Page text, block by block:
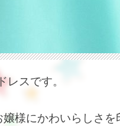
スです。
様にかわいらしさを